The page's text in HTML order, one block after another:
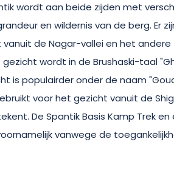
wordt aan beide zijden met
en wildernis van de berg. Er
de Nagar-vallei en het
wordt in de Brushaski-taal
is populairder onder de naam
voor het gezicht vanuit de
De Spantik Basis Kamp Trek
vanwege de